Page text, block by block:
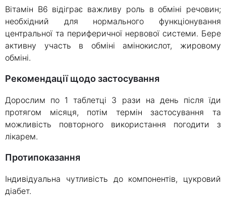
Вітамін В6 відіграє важливу роль в обміні речовин;
необхідний для нормального функціонування
центральної та периферичної нервової системи. Бере
активну участь в обміні амінокислот, жировому
обміні.
Рекомендації щодо застосування
Дорослим по 1 таблетці 3 рази на день після їди
протягом місяця, потім термін застосування та
можливість повторного використання погодити з
лікарем.
Протипоказання
Індивідуальна чутливість до компонентів, цукровий
діабет.